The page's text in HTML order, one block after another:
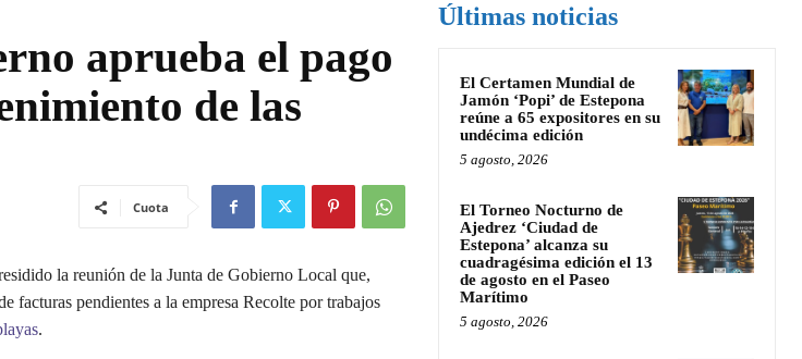
aprueba el pago
de las
Cuota
la reunión de la Junta de Gobierno Local que,
facturas pendientes a la empresa Recolte por trabajos
.
Últimas noticias
El Certamen Mundial de
Jamón ‘Popi’ de Estepona
reúne a 65 expositores en su
undécima edición
5 agosto, 2026
El Torneo Nocturno de
Ajedrez ‘Ciudad de
Estepona’ alcanza su
cuadragésima edición el 13
de agosto en el Paseo
Marítimo
5 agosto, 2026